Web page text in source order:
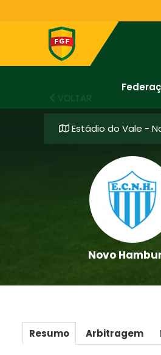
VOLTAR
Estádio do Vale -
Novo
Resumo Arbitragem